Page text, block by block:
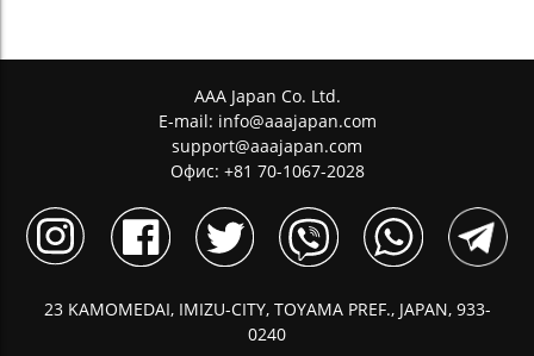
AAA Japan Co. Ltd.
E-mail: info@aaajapan.com
support@aaajapan.com
Офис: +81 70-1067-2028
23 KAMOMEDAI, IMIZU-CITY, TOYAMA PREF., JAPAN, 933-
0240